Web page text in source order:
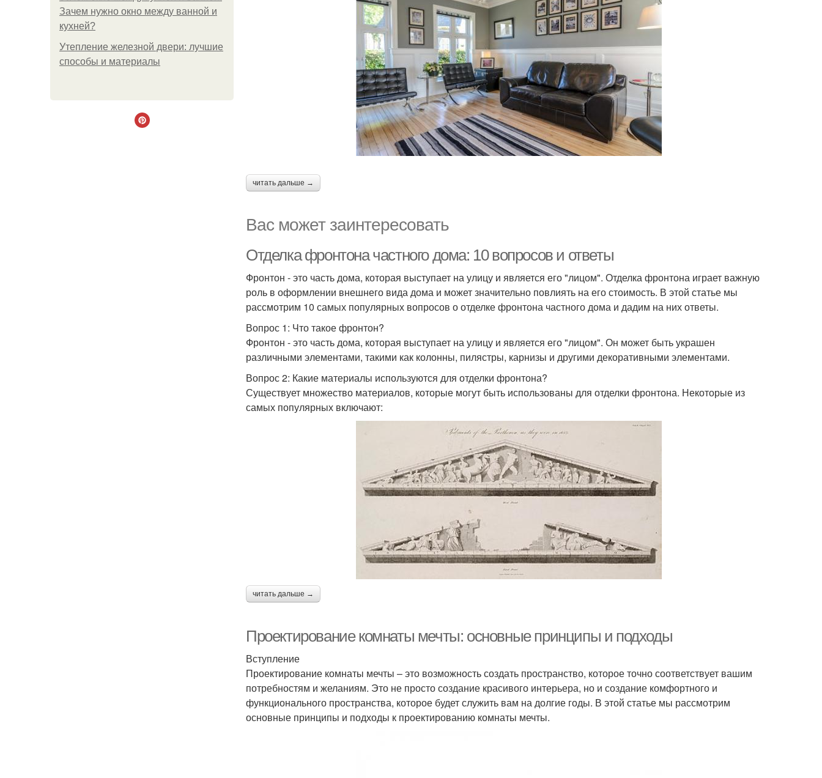
Зачем нужно окно между ванной и
кухней?
Утепление железной двери: лучшие
способы и материалы
читать дальше →
Вас может заинтересовать
Отделка фронтона частного дома: 10 вопросов и ответы
Фронтон - это часть дома, которая выступает на улицу и является его "лицом". Отделка фронтона играет важную
роль в оформлении внешнего вида дома и может значительно повлиять на его стоимость. В этой статье мы
рассмотрим 10 самых популярных вопросов о отделке фронтона частного дома и дадим на них ответы.
Вопрос 1: Что такое фронтон?
Фронтон - это часть дома, которая выступает на улицу и является его "лицом". Он может быть украшен
различными элементами, такими как колонны, пилястры, карнизы и другими декоративными элементами.
Вопрос 2: Какие материалы используются для отделки фронтона?
Существует множество материалов, которые могут быть использованы для отделки фронтона. Некоторые из
самых популярных включают:
читать дальше →
Проектирование комнаты мечты: основные принципы и подходы
Вступление
Проектирование комнаты мечты – это возможность создать пространство, которое точно соответствует вашим
потребностям и желаниям. Это не просто создание красивого интерьера, но и создание комфортного и
функционального пространства, которое будет служить вам на долгие годы. В этой статье мы рассмотрим
основные принципы и подходы к проектированию комнаты мечты.